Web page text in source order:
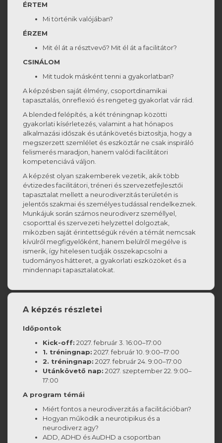
ÉRTEM
Mi történik valójában?
ÉRZEM
Mit él át a résztvevő? Mit él át a facilitátor?
CSINÁLOM
Mit tudok másként tenni a gyakorlatban?
A képzésben saját élmény, csoportdinamikai
tapasztalás, önreflexió és rengeteg gyakorlat vár rád.
A blended felépítés, a két tréningnap közötti
gyakorlati kísérletezés, valamint a hat hónapos
alkalmazási időszak és utánkövetés biztosítja, hogy a
megszerzett szemlélet és eszköztár ne csak inspiráló
felismerés maradjon, hanem valódi facilitátori
kompetenciává váljon.
A képzést olyan szakemberek vezetik, akik több
évtizedes facilitátori, tréneri és szervezetfejlesztői
tapasztalat mellett a neurodiverzitás területén is
jelentős szakmai és személyes tudással rendelkeznek.
Munkájuk során számos neurodiverz személlyel,
csoporttal és szervezeti helyzettel dolgoztak,
miközben saját érintettségük révén a témát nemcsak
kívülről megfigyelőként, hanem belülről megélve is
ismerik, így hitelesen tudják összekapcsolni a
tudományos hátteret, a gyakorlati eszközöket és a
mindennapi tapasztalatokat.
A képzés részletei
Időpontok
Kick-off: 2027. február 3. 16:00–17:00
1. tréningnap: 2027. február 10. 9:00–17:00
2. tréningnap: 2027. február 24. 9:00–17:00
Utánkövető nap: 2027. szeptember 22. 9:00–
17:00
A program témái
Miért fontos a neurodiverzitás a facilitációban?
Hogyan működik a neurotipikus és a
neurodiverz agy?
ADD, ADHD és AuDHD a csoportban